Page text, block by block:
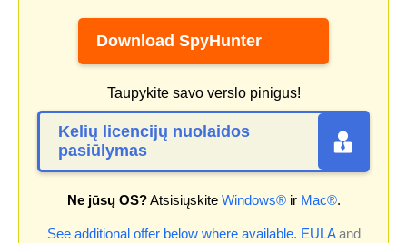
Download SpyHunter
Taupykite savo verslo pinigus!
Kelių licencijų nuolaidos
pasiūlymas
Ne jūsų OS?Atsisiųskite Windows®ir Mac®.
See additional offer below where available. EULAand